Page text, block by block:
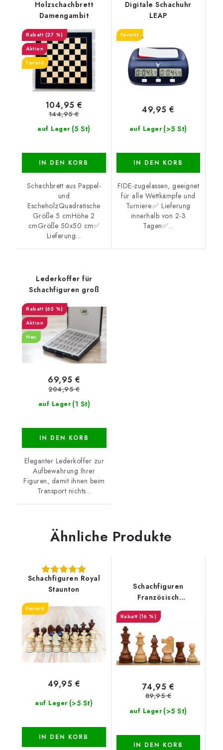
Holzschachbrett
Damengambit
(27 %)
Aktion
Favorit
auf Lager (5 St)
104,95 €
144,95 €
IN DEN KORB
Schachbrett aus Pappel-
und
EscheholzQuadratische
Größe 5 cmHöhe 2
cmGröße 50x50 cm✅
Lieferung...
Digitale Schachuhr
LEAP
Favorit
auf Lager (>5 St)
49,95 €
IN DEN KORB
FIDE-zugelassen, geeignet
für alle Wettkämpfe und
Turniere.✅ Lieferung
innerhalb von 2-3
Tagen✅...
Lederkoffer für
Schachfiguren groß
(65 %)
Aktion
Neu
auf Lager (1 St)
69,95 €
204,95 €
IN DEN KORB
Eleganter Lederkoffer zur
Aufbewahrung Ihrer
Figuren, damit ihnen beim
Transport nichts...
Ähnliche Produkte
Schachfiguren Royal
Staunton
Favorit
auf Lager (>5 St)
49,95 €
IN DEN KORB
Schachfiguren
Französisch
(16 %)
auf Lager (>5 St)
74,95 €
89,95 €
IN DEN KORB